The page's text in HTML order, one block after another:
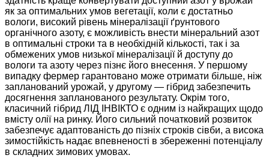
як за оптимальних умов вегетації, коли є достатньо
вологи, високий рівень мінералізації ґрунтового
органічного азоту, є можливість внести мінеральний азот
в оптимальні строки та в необхідній кількості, так і за
обмежених умов низької мінералізації й доступу до
вологи та азоту через пізнє його внесення. У першому
випадку фермер гарантовано може отримати більше, ніж
запланований урожай, у другому — гібрид забезпечить
досягнення запланованого результату. Окрім того,
класичний гібрид ЛІД ІНВІКТО є одним із найкращих щодо
вмісту олії на ринку. Його сильний початковий розвиток
забезпечує адаптованість до пізніх строків сівби, а висока
зимостійкість надає впевненості в збереженні потенціалу
в складних зимових умовах.